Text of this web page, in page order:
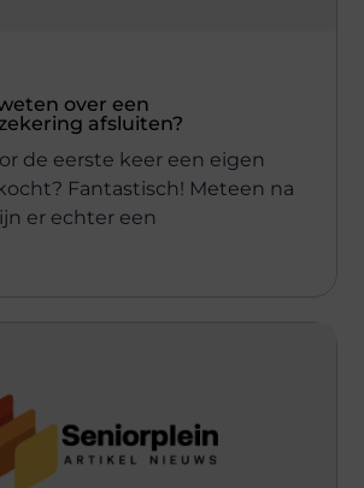
over een
afsluiten?
de eerste keer een eigen
Fantastisch! Meteen na
er echter een